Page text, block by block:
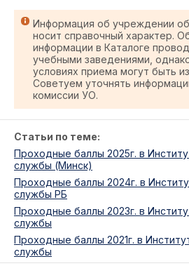
Информация об учреждении
носит справочный характер.
информации в Каталоге
учебными заведениями,
условиях приема могут быть
Советуем уточнять
комиссии УО.
Статьи по теме:
Проходные баллы 2025г. в
службы (Минск)
Проходные баллы 2024г. в
службы РБ
Проходные баллы 2023г. в
службы
Проходные баллы 2021г. в
службы